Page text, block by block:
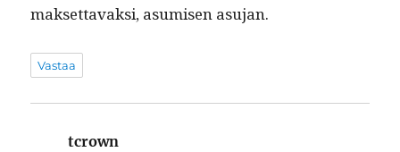
mak­set­tavak­si, asumisen asujan.
Vastaa
tcrown